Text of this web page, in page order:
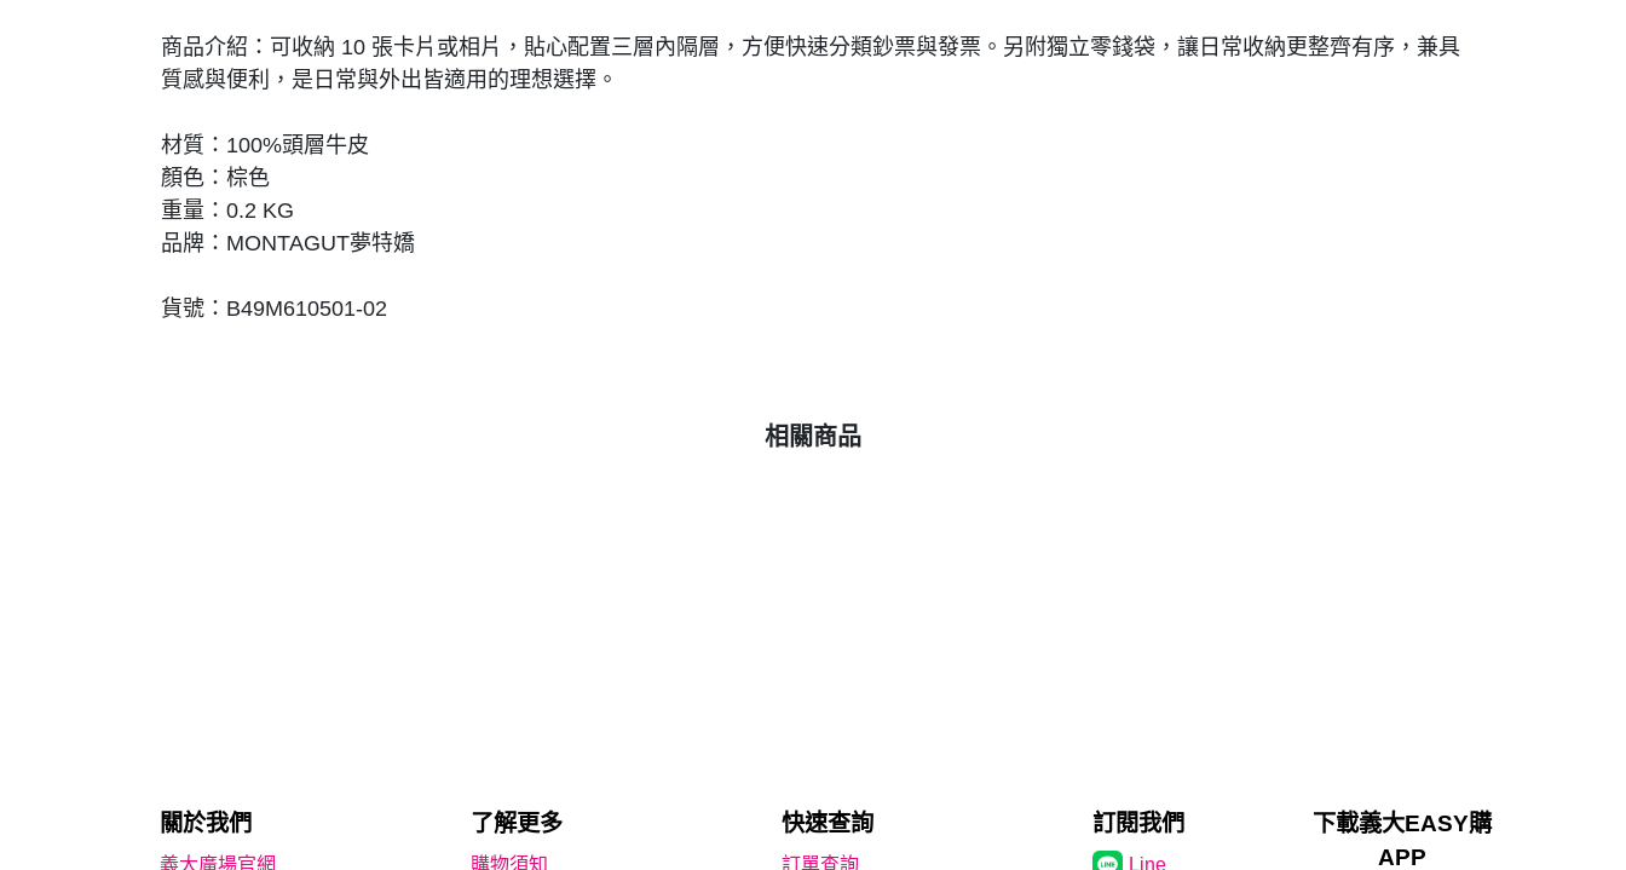
商品介紹：可收納 10 張卡片或相片，貼心配置三層內隔層，方便快速分類鈔票與發票。另附獨立零錢袋，讓日常收納更整齊有序，兼具
質感與便利，是日常與外出皆適用的理想選擇。
材質：100%頭層牛皮
顏色：棕色
重量：0.2 KG
品牌：MONTAGUT夢特嬌
貨號：B49M610501-02
相關商品
關於我們 了解更多 快速查詢 訂閱我們
義大廣場官網 購物須知 Line
下載義大EASY購
APP